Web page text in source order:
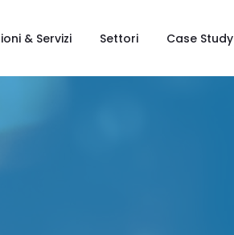
& Servizi Settori Case Study